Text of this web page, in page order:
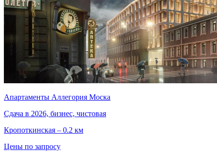
Апартаменты Аллегория Моска
Сдача в 2026, бизнес, чистовая
Кропоткинская – 0.2 км
Цены по запросу